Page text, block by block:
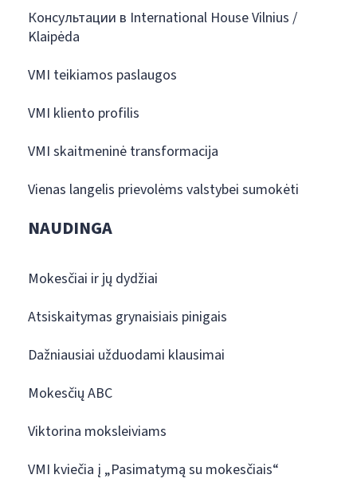
Консультации в International House Vilnius /
Klaipėda
VMI teikiamos paslaugos
VMI kliento profilis
VMI skaitmeninė transformacija
Vienas langelis prievolėms valstybei sumokėti
NAUDINGA
Mokesčiai ir jų dydžiai
Atsiskaitymas grynaisiais pinigais
Dažniausiai užduodami klausimai
Mokesčių ABC
Viktorina moksleiviams
VMI kviečia į „Pasimatymą su mokesčiais“